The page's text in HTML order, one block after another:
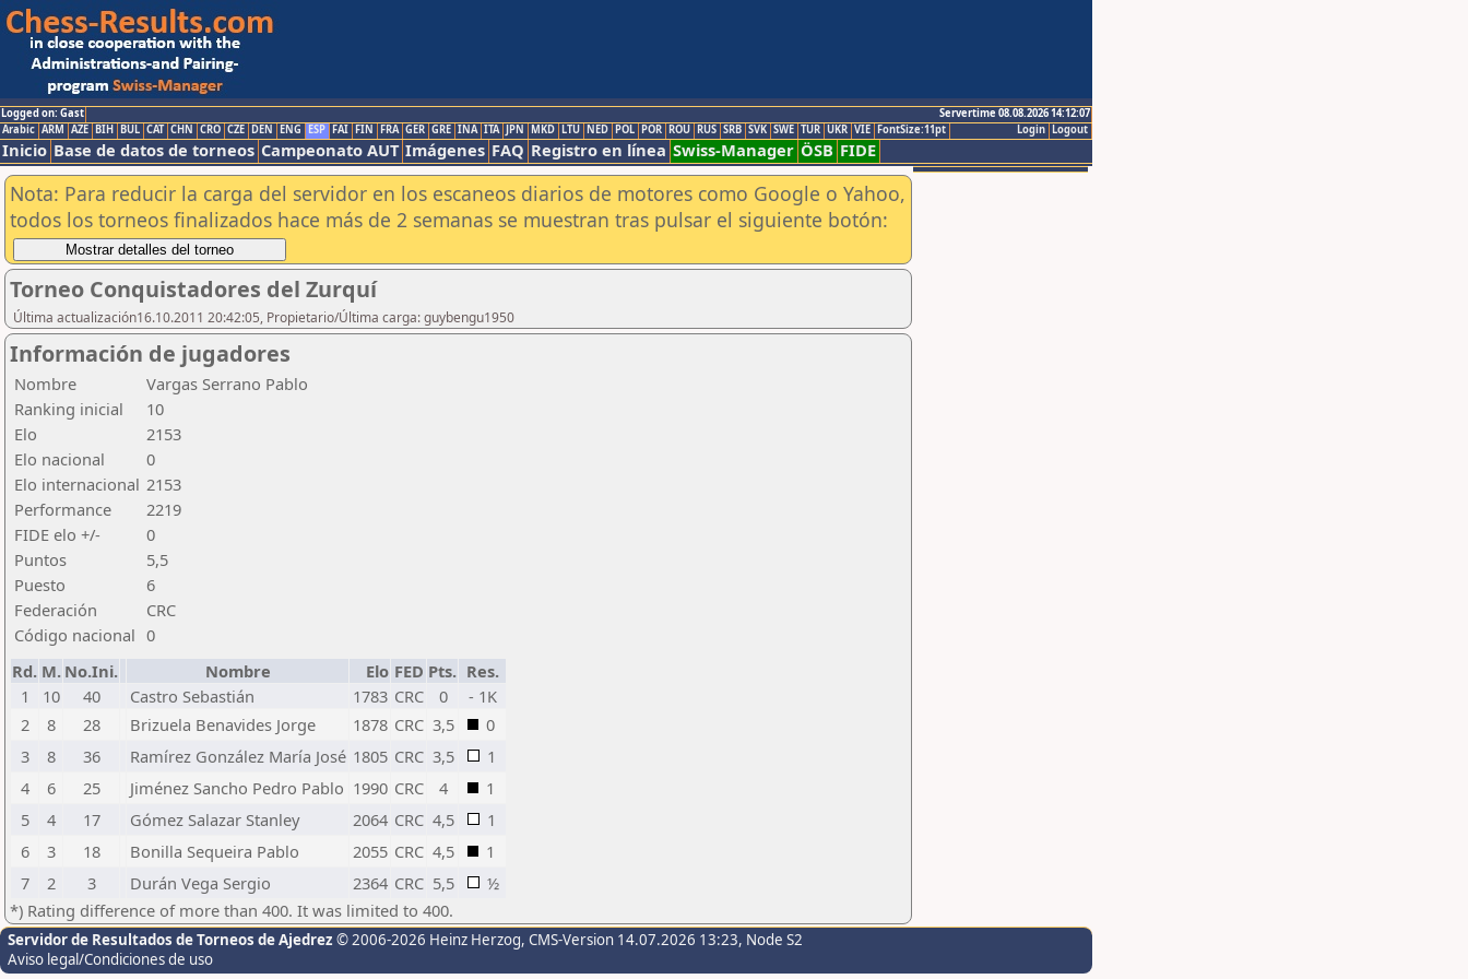
Logged on: Gast
Servertime 08.08.2026 14:12:07
Logout
Login
Arabic ARM AZE BIH BUL CAT CHN CRO CZE DEN ENG ESP FAI FIN FRA GER GRE INA ITA JPN MKD LTU NED POL POR ROU RUS SRB SVK SWE TUR UKR VIE FontSize:11pt
Inicio Base de datos de torneos Campeonato AUT Imágenes FAQ Registro en línea Swiss-Manager ÖSB FIDE
Nota: Para reducir la carga del servidor en los escaneos diarios de motores como Google o Yahoo,
todos los torneos finalizados hace más de 2 semanas se muestran tras pulsar el siguiente botón:
Torneo Conquistadores del Zurquí
Última actualización16.10.2011 20:42:05, Propietario/Última carga: guybengu1950
Información de jugadores
Nombre
Vargas Serrano Pablo
Ranking inicial
10
Elo
2153
Elo nacional
0
Elo internacional 2153
Performance
2219
FIDE elo +/-
0
Puntos
5,5
Puesto
6
Federación
CRC
Código nacional 0
Rd. M. No.Ini. Nombre Elo FED Pts. Res.
1
10 40 Castro Sebastián 1783 CRC 0
- 1K
2
8 28 Brizuela Benavides Jorge 1878 CRC 3,5
0
3
8 36 Ramírez González María José 1805 CRC 3,5
1
4
6 25 Jiménez Sancho Pedro Pablo 1990 CRC 4
1
5
4 17 Gómez Salazar Stanley 2064 CRC 4,5
1
6
3 18 Bonilla Sequeira Pablo 2055 CRC 4,5
1
7
2 3 Durán Vega Sergio 2364 CRC 5,5
½
*) Rating difference of more than 400. It was limited to 400.
Servidor de Resultados de Torneos de Ajedrez © 2006-2026 Heinz Herzog, CMS-Version 14.07.2026 13:23, Node S2
Aviso legal/Condiciones de uso